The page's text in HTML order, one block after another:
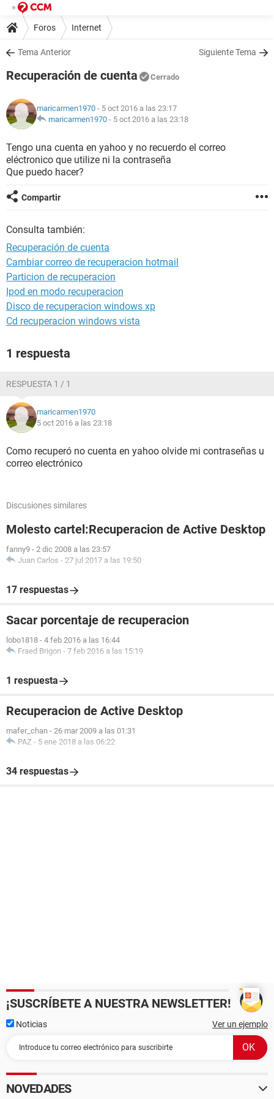
Foros Internet
Tema Anterior Siguiente Tema
Recuperación de cuenta Cerrado
maricarmen1970 - 5 oct 2016 a las 23:17
maricarmen1970 - 5 oct 2016 a las 23:18
Tengo una cuenta en yahoo y no recuerdo el correo
eléctronico que utilize ni la contraseña
Que puedo hacer?
Compartir
Consulta también:
Recuperación de cuenta
Cambiar correo de recuperacion hotmail
Particion de recuperacion
Ipod en modo recuperacion
Disco de recuperacion windows xp
Cd recuperacion windows vista
1 respuesta
RESPUESTA 1 / 1
maricarmen1970
5 oct 2016 a las 23:18
Como recuperó no cuenta en yahoo olvide mi contraseñas u
correo electrónico
Discusiones similares
Molesto cartel:Recuperacion de Active Desktop
fanny9 - 2 dic 2008 a las 23:57
Juan Carlos - 27 jul 2017 a las 19:50
17 respuestas
Sacar porcentaje de recuperacion
lobo1818 - 4 feb 2016 a las 16:44
Fraed Brigon - 7 feb 2016 a las 15:19
1 respuesta
Recuperacion de Active Desktop
mafer_chan - 26 mar 2009 a las 01:31
PAZ - 5 ene 2018 a las 06:22
34 respuestas
¡SUSCRÍBETE A NUESTRA NEWSLETTER!
Noticias Ver un ejemplo
NOVEDADES